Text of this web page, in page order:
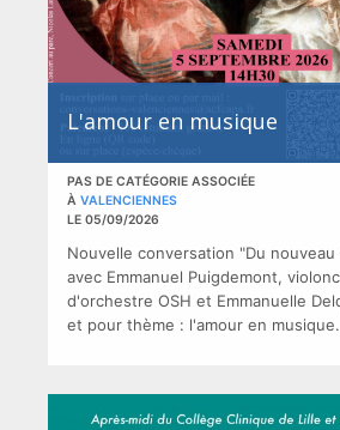
L'amour en musique
PAS DE CATÉGORIE ASSOCIÉE
À VALENCIENNES
LE 05/09/2026
Nouvelle conversation "Du nouveau
avec Emmanuel Puigdemont,
d'orchestre OSH et Emmanuelle
et pour thème : l'amour en musique.